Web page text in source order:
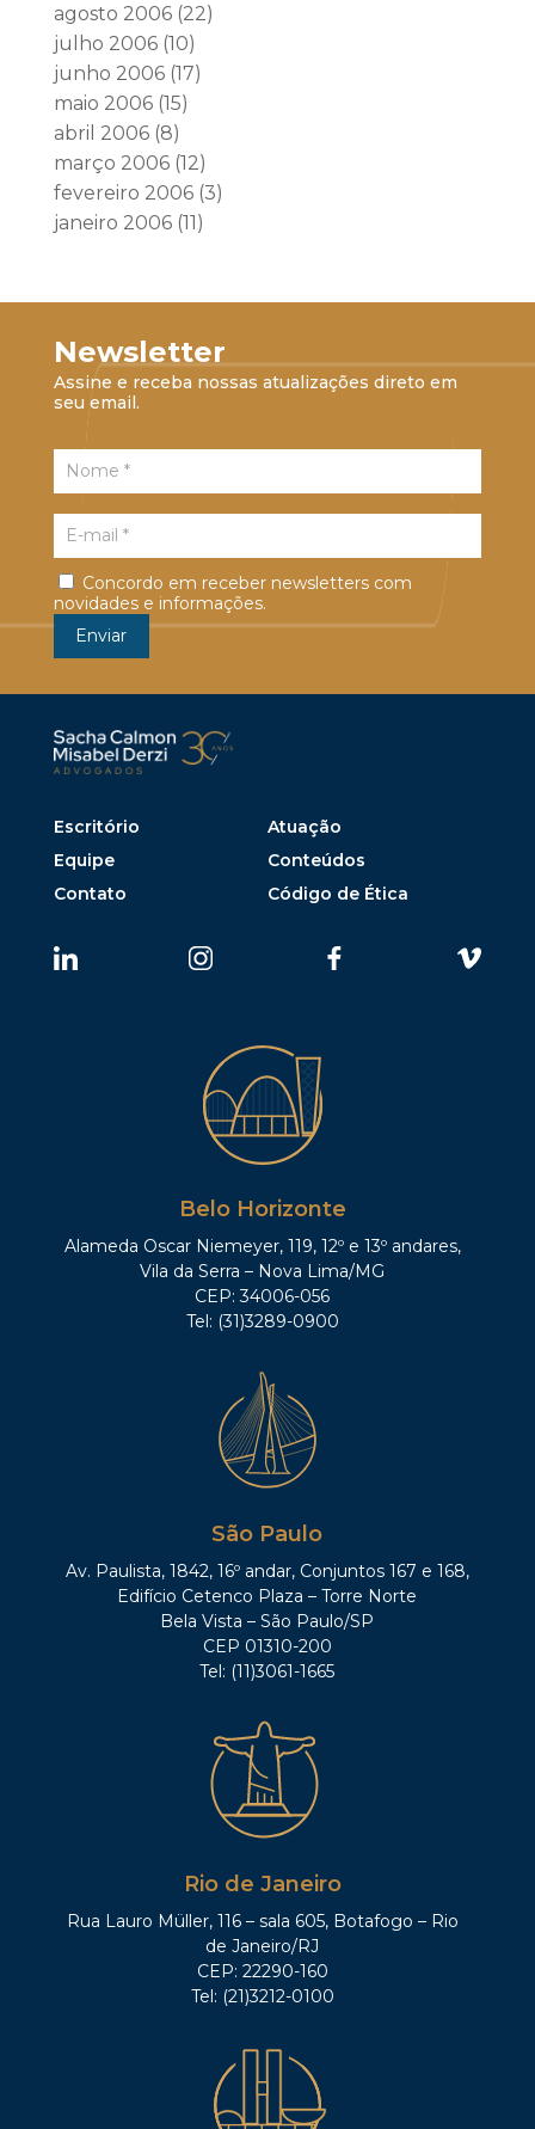
agosto 2006(22)
julho 2006(10)
junho 2006(17)
maio 2006(15)
abril 2006(8)
março 2006(12)
fevereiro 2006(3)
janeiro 2006(11)
Newsletter
Assine e receba nossas atualizações direto em
seu email.
Concordo em receber newsletters com
novidades e informações.
Escritório
Atuação
Equipe
Conteúdos
Contato
Código de Ética
Belo Horizonte
Alameda Oscar Niemeyer, 119, 12º e 13º andares,
Vila da Serra – Nova Lima/MG
CEP: 34006-056
Tel: (31)3289-0900
São Paulo
Av. Paulista, 1842, 16º andar, Conjuntos 167 e 168,
Edifício Cetenco Plaza – Torre Norte
Bela Vista – São Paulo/SP
CEP 01310-200
Tel: (11)3061-1665
Rio de Janeiro
Rua Lauro Müller, 116 – sala 605, Botafogo – Rio
de Janeiro/RJ
CEP: 22290-160
Tel: (21)3212-0100